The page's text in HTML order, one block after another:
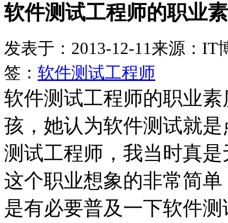
软件测试工程师的职业
发表于：2013-12-11来源：IT
签： 软件测试工程师
软件测试工程师的职业
孩，她认为软件测试就
测试工程师，我当时真
这个职业想象的非常简
是有必要普及一下软件